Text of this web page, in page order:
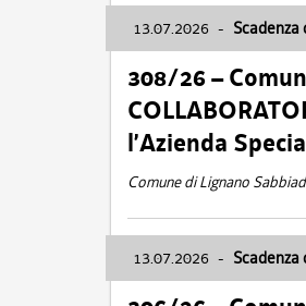
13.07.2026 -
308/26 –
l’Azienda
Comune di Lignano
13.07.2026 -